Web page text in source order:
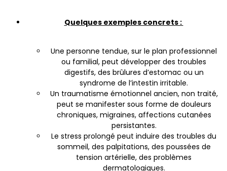
Quelques exemples concrets :
Une personne tendue, sur le plan professionnel
ou familial, peut développer des troubles
digestifs, des brûlures d’estomac ou un
syndrome de l’intestin irritable.
Un traumatisme émotionnel ancien, non traité,
peut se manifester sous forme de douleurs
chroniques, migraines, affections cutanées
persistantes.
Le stress prolongé peut induire des troubles du
sommeil, des palpitations, des poussées de
tension artérielle, des problèmes
dermatologiques.